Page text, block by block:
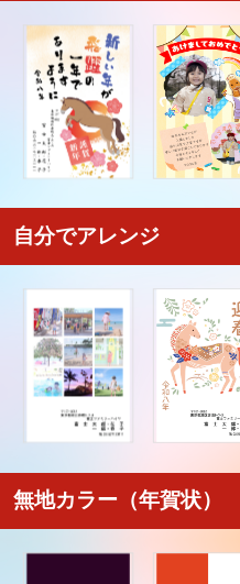
自分でアレンジ
無地カラー（年賀状）